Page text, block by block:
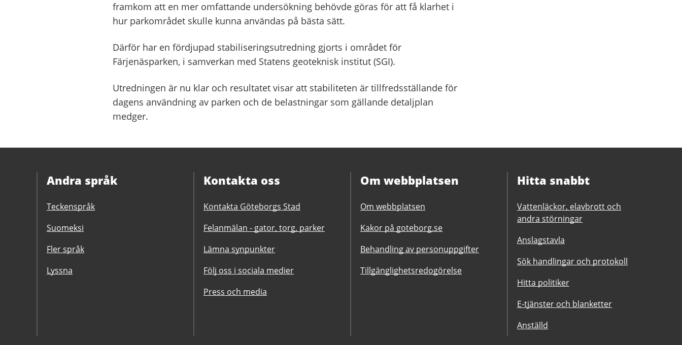
framkom att en mer omfattande undersökning behövde göras för att få klarhet i
hur parkområdet skulle kunna användas på bästa sätt.
Därför har en fördjupad stabiliseringsutredning gjorts i området för
Färjenäsparken, i samverkan med Statens geoteknisk institut (SGI).
Utredningen är nu klar och resultatet visar att stabiliteten är tillfredsställande för
dagens användning av parken och de belastningar som gällande detaljplan
medger.
Andra språk
Teckenspråk
Suomeksi
Fler språk
Lyssna
Kontakta oss
Kontakta Göteborgs Stad
Felanmälan - gator, torg, parker
Lämna synpunkter
Följ oss i sociala medier
Press och media
Om webbplatsen
Om webbplatsen
Kakor på goteborg.se
Behandling av personuppgifter
Tillgänglighetsredogörelse
Hitta snabbt
Vattenläckor, elavbrott och
andra störningar
Anslagstavla
Sök handlingar och protokoll
Hitta politiker
E-tjänster och blanketter
Anställd